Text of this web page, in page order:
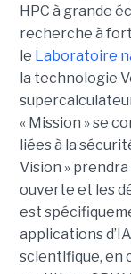
HPC à grande
recherche à
le Laboratoire
la technologie
« Mission » se
liées à la
Vision »
ouverte et les
est
applications
scientifique, en